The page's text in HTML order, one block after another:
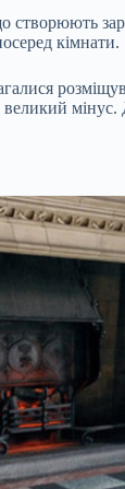
створюють
кімнати.